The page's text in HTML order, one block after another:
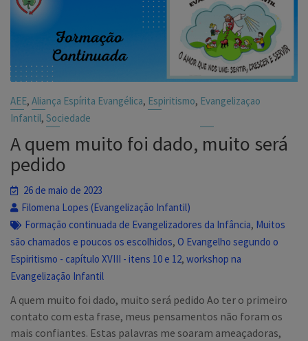
AEE,Aliança Espírita Evangélica, Espiritismo, Evangelizaçao
Infantil,Sociedade
A quem muito foi dado, muito será
pedido
26 de maio de 2023
Filomena Lopes (Evangelização Infantil)
Formação continuada de Evangelizadores da Infância, Muitos
são chamados e poucos os escolhidos,O Evangelho segundo o
Espiritismo - capítulo XVIII - itens 10 e 12,workshop na
Evangelização Infantil
A quem muito foi dado, muito será pedido Ao ter o primeiro
contato com esta frase, meus pensamentos não foram os
mais confiantes. Estas palavras me soaram ameaçadoras,